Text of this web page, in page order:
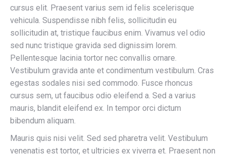
cursus elit. Praesent varius sem id felis scelerisque
vehicula. Suspendisse nibh felis, sollicitudin eu
sollicitudin at, tristique faucibus enim. Vivamus vel odio
sed nunc tristique gravida sed dignissim lorem.
Pellentesque lacinia tortor nec convallis ornare.
Vestibulum gravida ante et condimentum vestibulum. Cras
egestas sodales nisi sed commodo. Fusce rhoncus
cursus sem, ut faucibus odio eleifend a. Sed a varius
mauris, blandit eleifend ex. In tempor orci dictum
bibendum aliquam.
Mauris quis nisi velit. Sed sed pharetra velit. Vestibulum
venenatis est tortor, et ultricies ex viverra et. Praesent non